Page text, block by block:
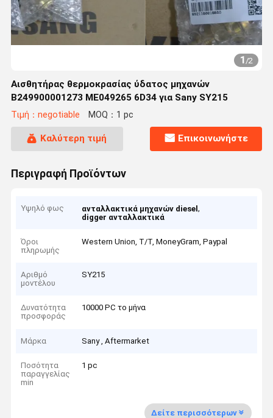
1/2
Αισθητήρας θερμοκρασίας ύδατος μηχανών
B249900001273 ME049265 6D34 για Sany SY215
Τιμή：negotiable MOQ：1 pc
Καλύτερη τιμή Επικοινωνήστε
Περιγραφή Προϊόντων
Υψηλό φως ανταλλακτικά μηχανών diesel,
digger ανταλλακτικά
Όροι
πληρωμής
Western Union, T/T, MoneyGram, Paypal
Αριθμό
μοντέλου
SY215
Δυνατότητα
προσφοράς
10000 PC το μήνα
Μάρκα Sany , Aftermarket
Ποσότητα
παραγγελίας
min
1 pc
Δείτε περισσότερων